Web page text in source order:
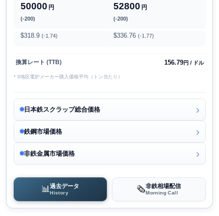
50000 円
(-200)
52800 円
(-200)
$318.9 (-1.74) $336.76 (-1.77)
換算レート (TTB) 156.79円 / ドル
* 3地区電炉メーカー購入価格平均（トン当たり）
日本鉄スクラップ総合価格
鉄鋼市場価格
非鉄金属市場価格
📊過去データ
History 🗞️非鉄相場配信
Morning Call